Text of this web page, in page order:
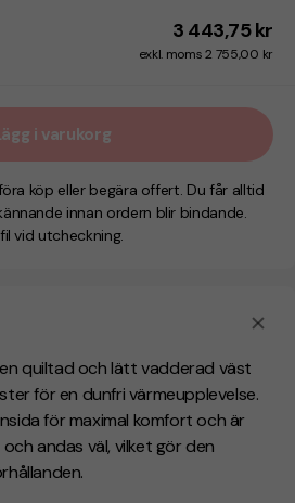
quiltad och lätt vadderad väst
för en dunfri värmeupplevelse.
för maximal komfort och är
andas väl, vilket gör den
3 443,75 kr
exkl. moms 2 755,00 kr
i varukorg
köp eller begära offert. Du får alltid
innan ordern blir bindande.
vid utcheckning.